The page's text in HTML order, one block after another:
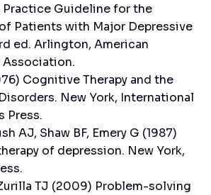
Practice Guideline for the
Patients with Major Depressive
ed. Arlington, American
Association.
Cognitive Therapy and the
New York, International
Press.
AJ, Shaw BF, Emery G (1987)
of depression. New York,
TJ (2009) Problem-solving